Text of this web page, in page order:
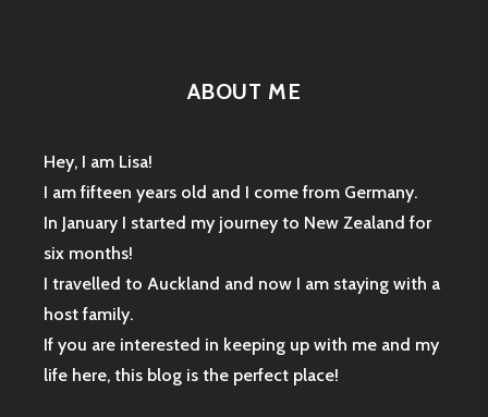
ABOUT ME
Hey, I am Lisa!
I am fifteen years old and I come from Germany.
In January I started my journey to New Zealand for
six months!
I travelled to Auckland and now I am staying with a
host family.
If you are interested in keeping up with me and my
life here, this blog is the perfect place!